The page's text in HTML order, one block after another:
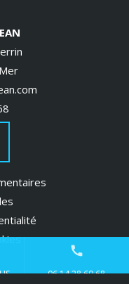
call
06 14 28 69 68